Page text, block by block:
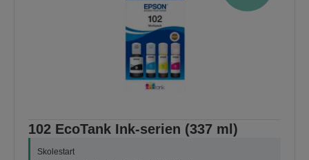
102 EcoTank Ink-serien (337 ml)
Skolestart